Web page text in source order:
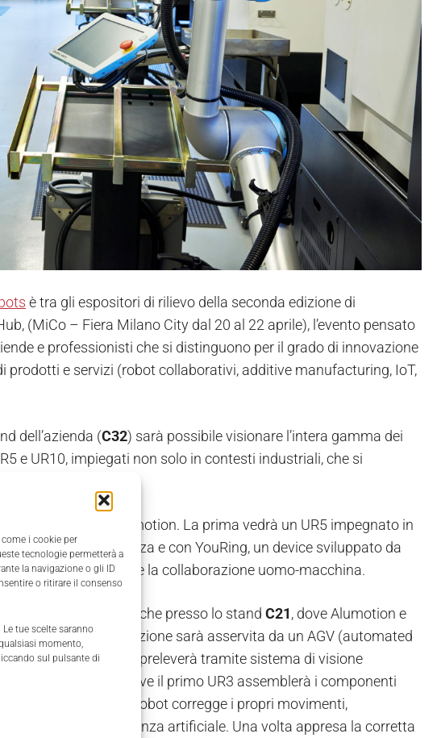
i cookie per
tecnologie permetterà a
la navigazione o gli ID
o ritirare il consenso
tue scelte saranno
momento,
sul pulsante di
è tra gli espositori di rilievo della seconda edizione di
(MiCo – Fiera Milano City dal 20 al 22 aprile), l’evento pensato
e professionisti che si distinguono per il grado di innovazione
prodotti e servizi (robot collaborativi, additive manufacturing, IoT,
dell’azienda (C32) sarà possibile visionare l’intera gamma dei
e UR10, impiegati non solo in contesti industriali, che si
realizzate da Alumotion. La prima vedrà un UR5 impegnato in
un sensore di forza e con YouRing, un device sviluppato da
la sicurezza e la collaborazione uomo-macchina.
integrazioni anche presso lo stand C21, dove Alumotion e
assemblaggio. La stazione sarà asservita da un AGV (automated
DIN. Un robot UR10 preleverà tramite sistema di visione
zona montaggio, dove il primo UR3 assemblerà i componenti
rete neurale, il robot corregge i propri movimenti,
tramite intelligenza artificiale. Una volta appresa la corretta